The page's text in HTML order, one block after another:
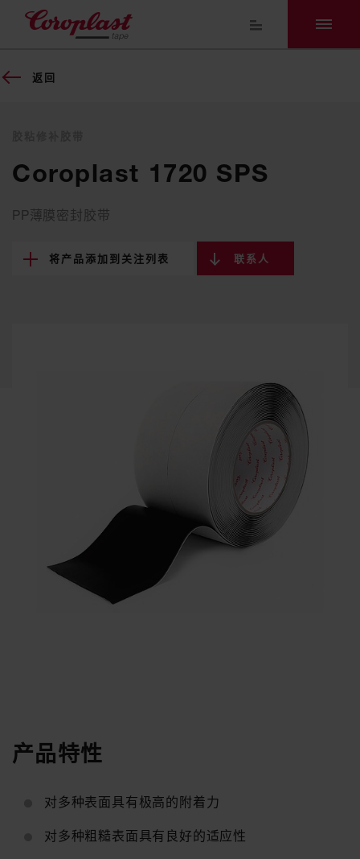
返回
Coroplast 1720 SPS
PP薄膜密封胶带
将产品添加到关注列表 联系人
产品特性
对多种表面具有极高的附着力
对多种粗糙表面具有良好的适应性